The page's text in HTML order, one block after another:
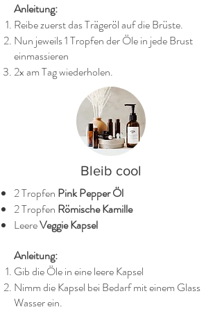
Anleitung:
Reibe zuerst das Trägeröl auf die Brüste.
Nun jeweils 1 Tropfen der Öle in jede Brust
einmassieren
2x am Tag wiederholen.
Bleib cool
2 Tropfen Pink Pepper Öl
2 Tropfen Römische Kamille
LeereVeggie Kapsel
Anleitung:
Gib die Öle in eine leere Kapsel
Nimm die Kapsel bei Bedarf mit einem Glass
Wasser ein.